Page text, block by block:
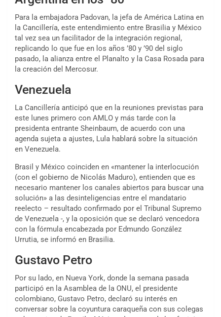
Para la embajadora Padovan, la jefa de América Latina en
la Cancillería, este entendimiento entre Brasilia y México
tal vez sea un facilitador de la integración regional,
replicando lo que fue en los años ’80 y ’90 del siglo
pasado, la alianza entre el Planalto y la Casa Rosada para
la creación del Mercosur.
Venezuela
La Cancillería anticipó que en la reuniones previstas para
este lunes primero con AMLO y más tarde con la
presidenta entrante Sheinbaum, de acuerdo con una
agenda sujeta a ajustes, Lula hablará sobre la situación
en Venezuela.
Brasil y México coinciden en «mantener la interlocución
(con el gobierno de Nicolás Maduro), entienden que es
necesario mantener los canales abiertos para buscar una
solución» a las desinteligencias entre el mandatario
reelecto – resultado confirmado por el Tribunal Supremo
de Venezuela -, y la oposición que se declaró vencedora
con la fórmula encabezada por Edmundo González
Urrutia, se informó en Brasilia.
Gustavo Petro
Por su lado, en Nueva York, donde la semana pasada
participó en la Asamblea de la ONU, el presidente
colombiano, Gustavo Petro, declaró su interés en
conversar sobre la coyuntura caraqueña con sus colegas